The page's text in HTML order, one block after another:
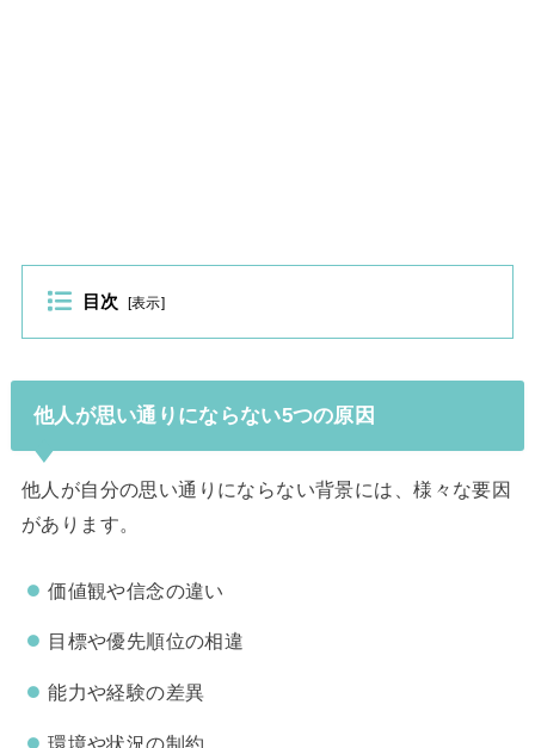
目次 [表示]
他人が思い通りにならない5つの原因
他人が自分の思い通りにならない背景には、様々な要因
があります。
価値観や信念の違い
目標や優先順位の相違
能力や経験の差異
環境や状況の制約